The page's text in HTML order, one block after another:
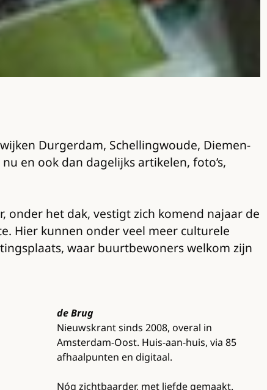
Durgerdam, Schellingwoude, Diemen-
en ook dan dagelijks artikelen, foto’s,
onder het dak, vestigt zich komend najaar de
Hier kunnen onder veel meer culturele
waar buurtbewoners welkom zijn
de Brug
Nieuwskrant sinds 2008, overal in
Amsterdam-Oost. Huis-aan-huis, via 85
afhaalpunten en digitaal.
Nóg zichtbaarder, met liefde gemaakt.